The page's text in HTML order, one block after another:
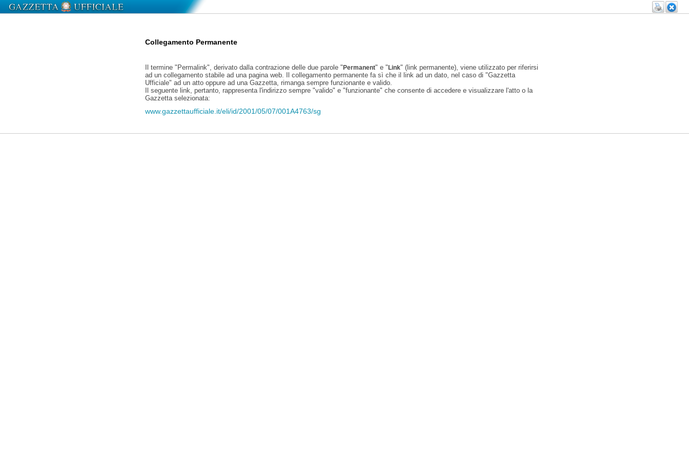
Collegamento Permanente
Il termine "Permalink", derivato dalla contrazione delle due parole "Permanent" e "Link" (link permanente), viene utilizzato per riferirsi
ad un collegamento stabile ad una pagina web. Il collegamento permanente fa sì che il link ad un dato, nel caso di "Gazzetta
Ufficiale" ad un atto oppure ad una Gazzetta, rimanga sempre funzionante e valido.
Il seguente link, pertanto, rappresenta l'indirizzo sempre "valido" e "funzionante" che consente di accedere e visualizzare l'atto o la
Gazzetta selezionata:
www.gazzettaufficiale.it/eli/id/2001/05/07/001A4763/sg